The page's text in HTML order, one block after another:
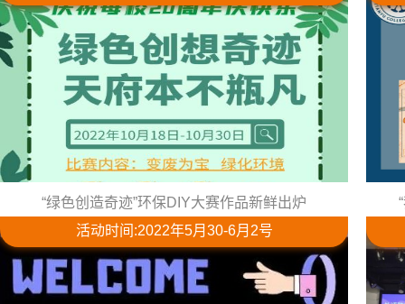
“绿色创造奇迹”环保DIY大赛作品新鲜出炉
活动时间:2022年5月30-6月2号